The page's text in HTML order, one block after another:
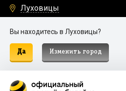
Луховицы
Вы находитесь в Луховицы?
Да Изменить город